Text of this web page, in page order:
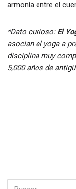
armonía entre el
*Dato curioso: El
asocian el yoga a
disciplina muy
5,000 años de